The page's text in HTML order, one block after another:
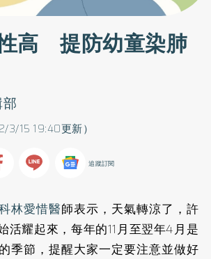
高 提防幼童染肺
15 19:40更新）
追蹤訂閱
林愛惜醫師表示，天氣轉涼了，許
活耀起來，每年的11月至翌年4月是
季節，提醒大家一定要注意並做好